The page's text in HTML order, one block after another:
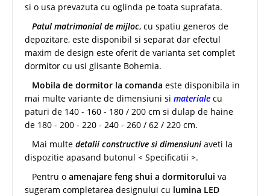
si o usa prevazuta cu oglinda pe toata suprafata.
Patul matrimonial de mijloc, cu spatiu generos de
depozitare, este disponibil si separat dar efectul
maxim de design este oferit de varianta set complet
dormitor cu usi glisante Bohemia.
Mobila de dormitor la comanda este disponibila in
mai multe variante de dimensiuni si materiale cu
paturi de 140 - 160 - 180 / 200 cm si dulap de haine
de 180 - 200 - 220 - 240 - 260 / 62 / 220 cm.
Mai multe detalii constructive si dimensiuni aveti la
dispozitie apasand butonul < Specificatii >.
Pentru o amenajare feng shui a dormitorului va
sugeram completarea designului cu lumina LED